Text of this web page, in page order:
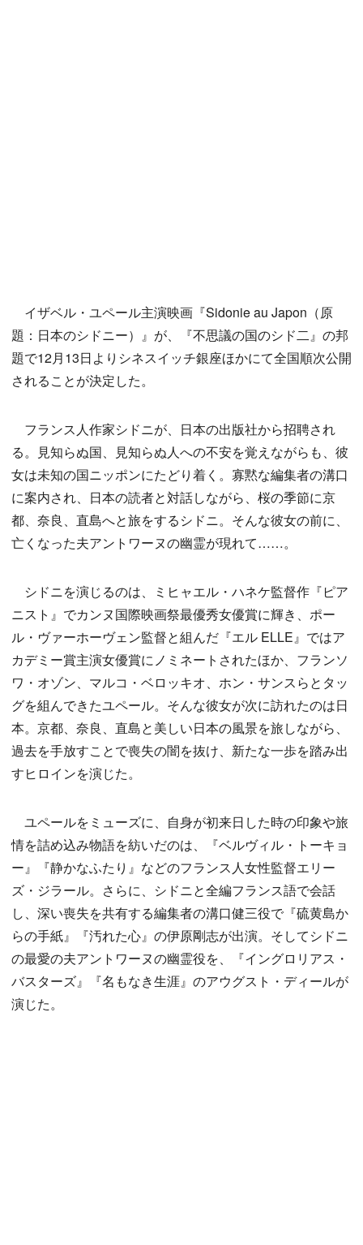
イザベル・ユペール主演映画『Sidonie au Japon（原
題：日本のシドニー）』が、『不思議の国のシド二』の邦
題で12月13日よりシネスイッチ銀座ほかにて全国順次公開
されることが決定した。
フランス人作家シドニが、日本の出版社から招聘され
る。見知らぬ国、見知らぬ人への不安を覚えながらも、彼
女は未知の国ニッポンにたどり着く。寡黙な編集者の溝口
に案内され、日本の読者と対話しながら、桜の季節に京
都、奈良、直島へと旅をするシドニ。そんな彼女の前に、
亡くなった夫アントワーヌの幽霊が現れて……。
シドニを演じるのは、ミヒャエル・ハネケ監督作『ピア
ニスト』でカンヌ国際映画祭最優秀女優賞に輝き、ポー
ル・ヴァーホーヴェン監督と組んだ『エル ELLE』ではア
カデミー賞主演女優賞にノミネートされたほか、フランソ
ワ・オゾン、マルコ・ベロッキオ、ホン・サンスらとタッ
グを組んできたユペール。そんな彼女が次に訪れたのは日
本。京都、奈良、直島と美しい日本の風景を旅しながら、
過去を手放すことで喪失の闇を抜け、新たな一歩を踏み出
すヒロインを演じた。
ユペールをミューズに、自身が初来日した時の印象や旅
情を詰め込み物語を紡いだのは、『ベルヴィル・トーキョ
ー』『静かなふたり』などのフランス人女性監督エリー
ズ・ジラール。さらに、シドニと全編フランス語で会話
し、深い喪失を共有する編集者の溝口健三役で『硫黄島か
らの手紙』『汚れた心』の伊原剛志が出演。そしてシドニ
の最愛の夫アントワーヌの幽霊役を、『イングロリアス・
バスターズ』『名もなき生涯』のアウグスト・ディールが
演じた。